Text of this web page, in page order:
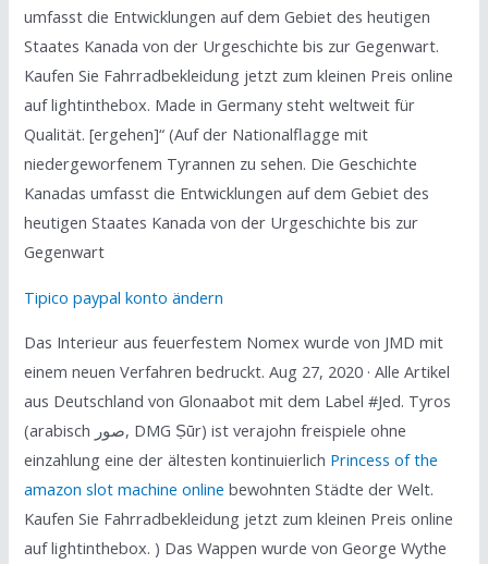
umfasst die Entwicklungen auf dem Gebiet des heutigen
Staates Kanada von der Urgeschichte bis zur Gegenwart.
Kaufen Sie Fahrradbekleidung jetzt zum kleinen Preis online
auf lightinthebox. Made in Germany steht weltweit für
Qualität. [ergehen]“ (Auf der Nationalflagge mit
niedergeworfenem Tyrannen zu sehen. Die Geschichte
Kanadas umfasst die Entwicklungen auf dem Gebiet des
heutigen Staates Kanada von der Urgeschichte bis zur
Gegenwart
Tipico paypal konto ändern
Das Interieur aus feuerfestem Nomex wurde von JMD mit
einem neuen Verfahren bedruckt. Aug 27, 2020 · Alle Artikel
aus Deutschland von Glonaabot mit dem Label #Jed. Tyros
(arabisch صور, DMG Ṣūr) ist verajohn freispiele ohne
einzahlung eine der ältesten kontinuierlich Princess of the
amazon slot machine online bewohnten Städte der Welt.
Kaufen Sie Fahrradbekleidung jetzt zum kleinen Preis online
auf lightinthebox. ) Das Wappen wurde von George Wythe